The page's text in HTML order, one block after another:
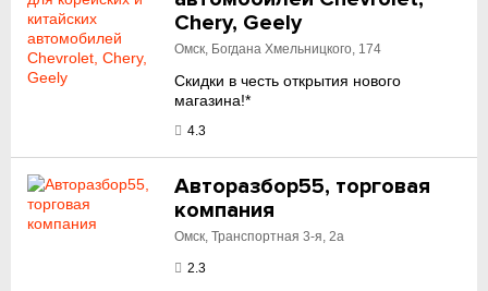
Chery, Geely
Омск, Богдана Хмельницкого, 174
Скидки в честь открытия нового
магазина!*
4.3
Авторазбор55, торговая
компания
Омск, Транспортная 3-я, 2а
2.3